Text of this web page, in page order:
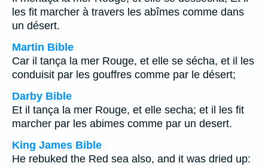
les fit marcher à travers les abîmes comme dans
un désert.
Martin Bible
Car il tança la mer Rouge, et elle se sécha, et il les
conduisit par les gouffres comme par le désert;
Darby Bible
Et il tança la mer Rouge, et elle secha; et il les fit
marcher par les abimes comme par un desert.
King James Bible
He rebuked the Red sea also, and it was dried up: